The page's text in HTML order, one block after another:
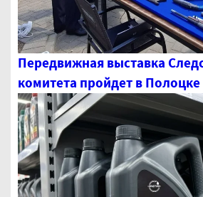
Передвижная выставка
комитета пройдет в